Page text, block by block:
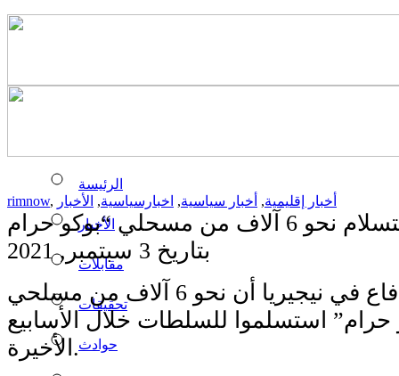
الرئيسة
الأخبار
مقابلات
تحقيقات
حوادث
rimnow, أخبار إقليمية, أخبار سياسية, اخبارسياسية, الأخبار
من مسحلي “بوكو حرام
بتاريخ 3 سبتمبر, 2021
أعلنت وزارة الدفاع في نيجيريا أن نحو 6 آلاف من مسلحي
حرام” استسلموا للسلطات خلال الأسابيع
الأخيرة.